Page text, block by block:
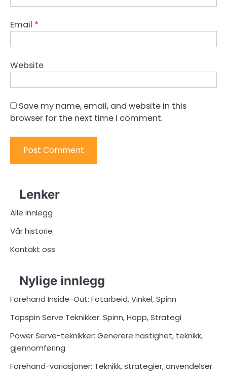
Email *
Website
Save my name, email, and website in this
browser for the next time I comment.
Lenker
Alle innlegg
Vår historie
Kontakt oss
Nylige innlegg
Forehand Inside-Out: Fotarbeid, Vinkel, Spinn
Topspin Serve Teknikker: Spinn, Hopp, Strategi
Power Serve-teknikker: Generere hastighet, teknikk,
gjennomføring
Forehand-variasjoner: Teknikk, strategier, anvendelser